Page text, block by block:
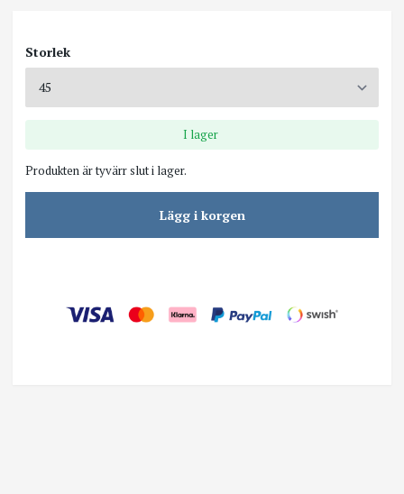
Storlek
I lager
Produkten är tyvärr slut i lager.
Lägg i korgen